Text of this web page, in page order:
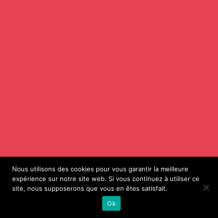
Nous utilisons des cookies pour vous garantir la meilleure
expérience sur notre site web. Si vous continuez à utiliser ce
site, nous supposerons que vous en êtes satisfait.
Ok